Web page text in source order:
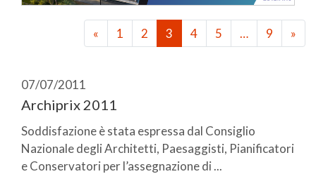
« 1 2 3 4 5 … 9 »
07/07/2011
Archiprix 2011
Soddisfazione è stata espressa dal Consiglio
Nazionale degli Architetti, Paesaggisti, Pianificatori
e Conservatori per l’assegnazione di ...